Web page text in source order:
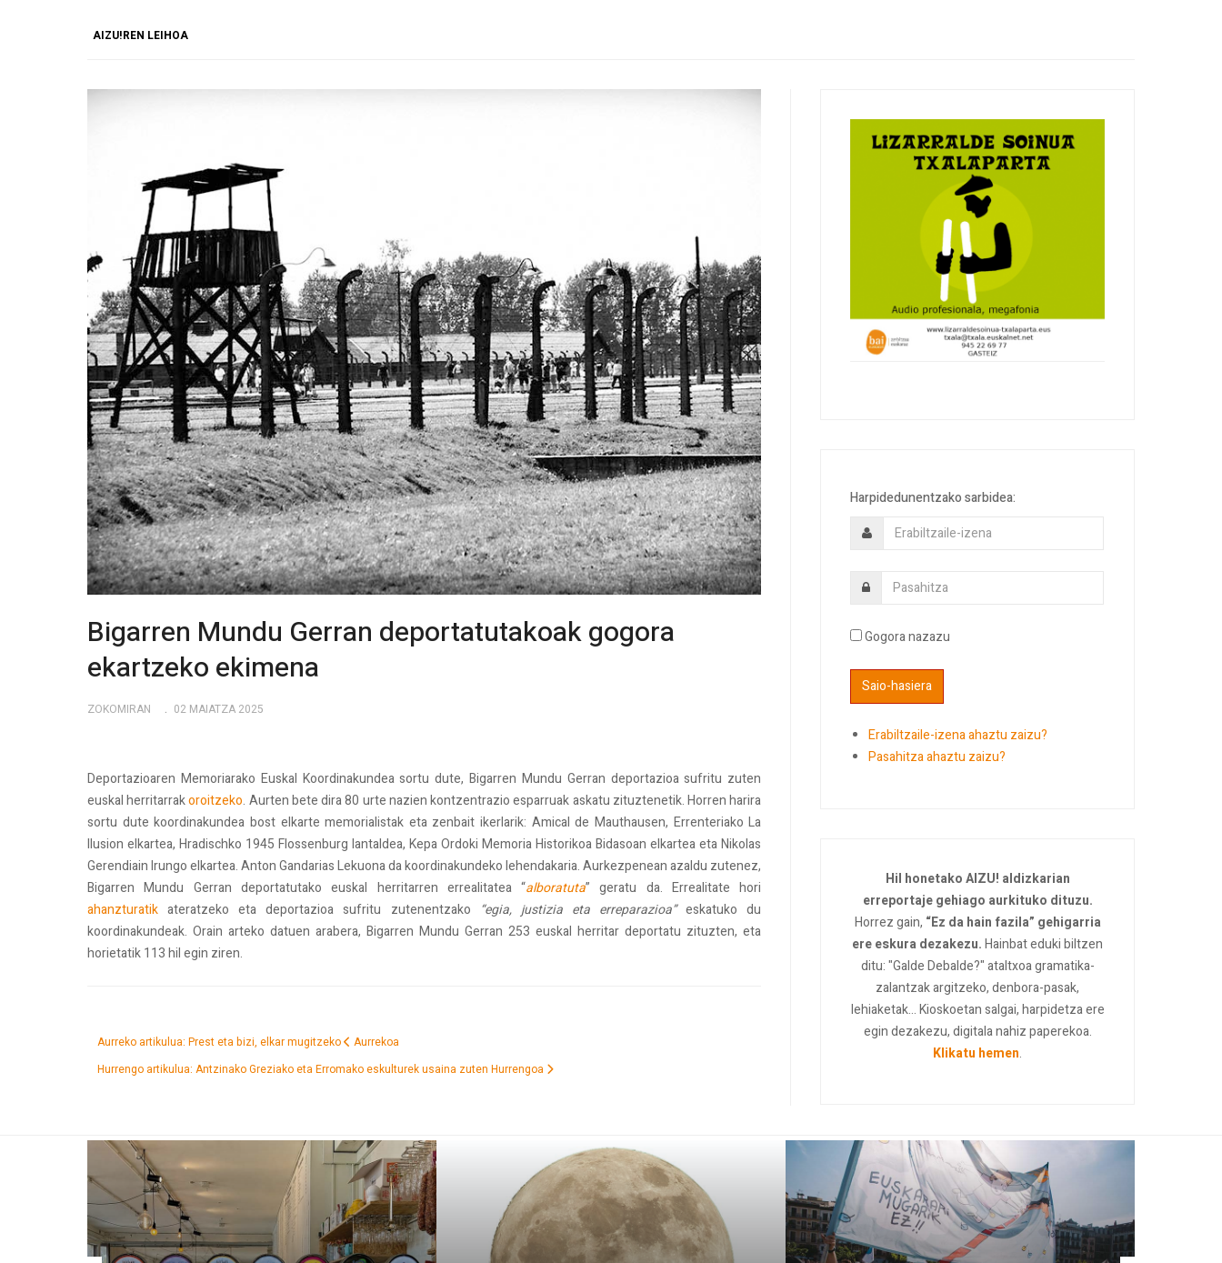
AIZU!REN LEIHOA
Bigarren Mundu Gerran deportatutakoak gogora
ekartzeko ekimena
ZOKOMIRAN 02 MAIATZA 2025
Deportazioaren Memoriarako Euskal Koordinakundea sortu dute, Bigarren Mundu Gerran deportazioa sufritu zuten
euskal herritarrakoroitzeko. Aurten bete dira 80 urte nazien kontzentrazio esparruak askatu zituztenetik. Horren harira
sortu dute koordinakundea bost elkarte memorialistak eta zenbait ikerlarik: Amical de Mauthausen, Errenteriako La
Ilusion elkartea, Hradischko 1945 Flossenburg lantaldea, Kepa Ordoki Memoria Historikoa Bidasoan elkartea eta Nikolas
Gerendiain Irungo elkartea. Anton Gandarias Lekuona da koordinakundeko lehendakaria. Aurkezpenean azaldu zutenez,
Bigarren Mundu Gerran deportatutako euskal herritarren errealitatea “alboratuta” geratu da. Errealitate hori
ahanzturatik ateratzeko eta deportazioa sufritu zutenentzako “egia, justizia eta erreparazioa”eskatuko du
koordinakundeak. Orain arteko datuen arabera, Bigarren Mundu Gerran 253 euskal herritar deportatu zituzten, eta
horietatik 113 hil egin ziren.
Aurreko artikulua: Prest eta bizi, elkar mugitzeko
Aurrekoa
Hurrengo artikulua: Antzinako Greziako eta Erromako eskulturek usaina zuten Hurrengoa
Harpidedunentzako sarbidea:
Gogora nazazu
Erabiltzaile-izena ahaztu zaizu?
Pasahitza ahaztu zaizu?
Hil honetako AIZU! aldizkarian
erreportaje gehiago aurkituko dituzu.
Horrez gain, “Ez da hain fazila” gehigarria
ere eskura dezakezu.Hainbat eduki biltzen
ditu: "Galde Debalde?" ataltxoa gramatika-
zalantzak argitzeko, denbora-pasak,
lehiaketak... Kioskoetan salgai, harpidetza ere
egin dezakezu, digitala nahiz paperekoa.
Klikatu hemen.